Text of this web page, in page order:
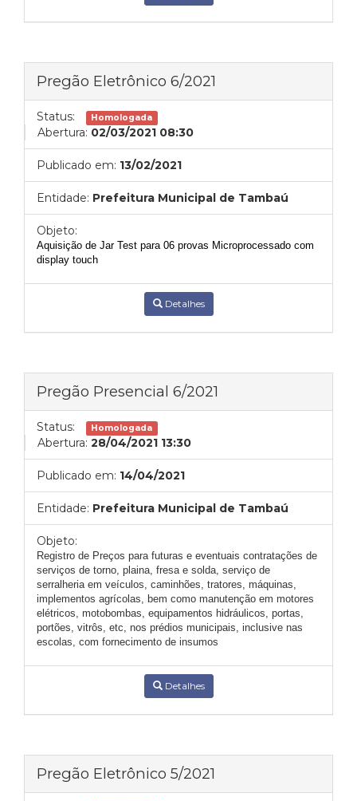
Pregão Eletrônico 6/2021
Status: Homologada
Abertura: 02/03/2021 08:30
Publicado em: 13/02/2021
Entidade: Prefeitura Municipal de Tambaú
Objeto:
Aquisição de Jar Test para 06 provas Microprocessado com
display touch
Detalhes
Pregão Presencial 6/2021
Status: Homologada
Abertura: 28/04/2021 13:30
Publicado em: 14/04/2021
Entidade: Prefeitura Municipal de Tambaú
Objeto:
Registro de Preços para futuras e eventuais contratações de
serviços de torno, plaina, fresa e solda, serviço de
serralheria em veículos, caminhões, tratores, máquinas,
implementos agrícolas, bem como manutenção em motores
elétricos, motobombas, equipamentos hidráulicos, portas,
portões, vitrôs, etc, nos prédios municipais, inclusive nas
escolas, com fornecimento de insumos
Detalhes
Pregão Eletrônico 5/2021